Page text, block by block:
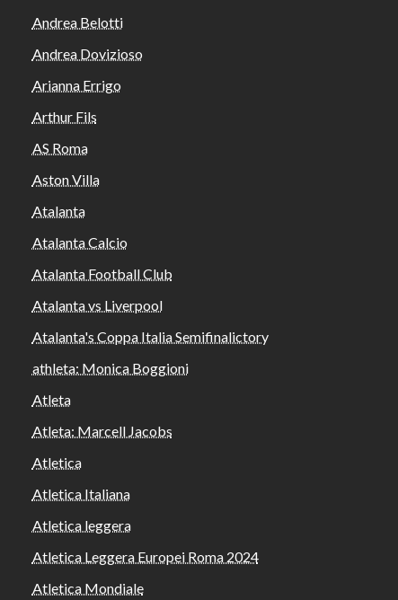
Andrea Belotti
Andrea Dovizioso
Arianna Errigo
Arthur Fils
AS Roma
Aston Villa
Atalanta
Atalanta Calcio
Atalanta Football Club
Atalanta vs Liverpool
Atalanta's Coppa Italia Semifinalictory
athleta: Monica Boggioni
Atleta
Atleta: Marcell Jacobs
Atletica
Atletica Italiana
Atletica leggera
Atletica Leggera Europei Roma 2024
Atletica Mondiale